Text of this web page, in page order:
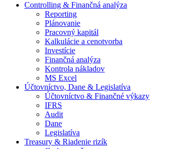
Controlling & Finančná analýza
Reporting
Plánovanie
Pracovný kapitál
Kalkulácie a cenotvorba
Investície
Finančná analýza
Kontrola nákladov
MS Excel
Účtovníctvo, Dane & Legislatíva
Účtovníctvo & Finančné výkazy
IFRS
Audit
Dane
Legislatíva
Treasury & Riadenie rizík